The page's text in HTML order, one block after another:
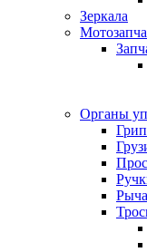
Зеркала
Органы